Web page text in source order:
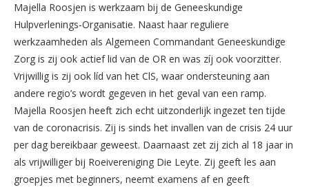
Majella Roosjen is werkzaam bij de Geneeskundige
Hulpverlenings-Organisatie. Naast haar reguliere
werkzaamheden als Algemeen Commandant Geneeskundige
Zorg is zij ook actief lid van de OR en was zíj ook voorzitter.
Vrijwillig is zij ook líd van het ClS, waar ondersteuning aan
andere regio’s wordt gegeven in het geval van een ramp.
Majella Roosjen heeft zich echt uitzonderlijk ingezet ten tijde
van de coronacrisis. Zij is sinds het invallen van de crisis 24 uur
per dag bereikbaar geweest. Daarnaast zet zij zich al 18 jaar in
als vrijwilliger bij Roeivereniging Die Leyte. Zij geeft les aan
groepjes met beginners, neemt examens af en geeft